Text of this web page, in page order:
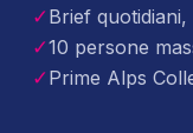
✓Brief
✓10 persone
✓Prime Alps